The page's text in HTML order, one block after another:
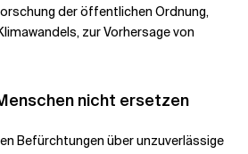
der öffentlichen Ordnung,
zur Vorhersage von
nicht ersetzen
Befürchtungen über unzuverlässige